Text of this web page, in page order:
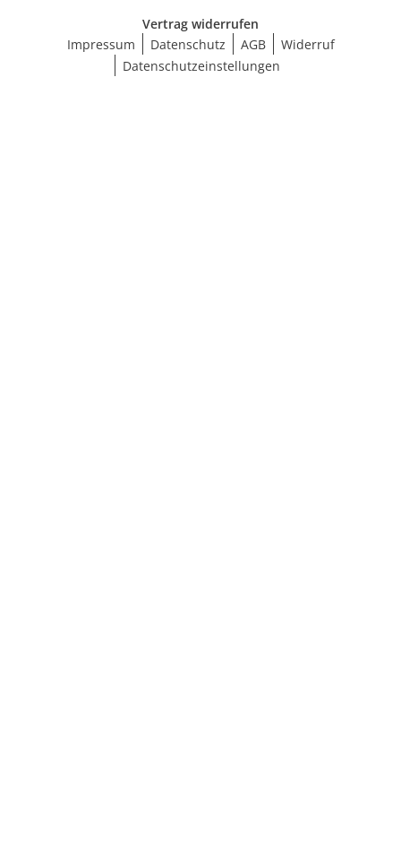
Vertrag widerrufen
Impressum
Datenschutz AGB
Widerruf
Datenschutzeinstellungen